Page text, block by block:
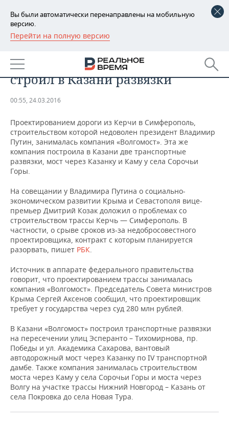
Вы были автоматически перенаправлены на мобильную
версию.
Перейти на полную версию
РЕГИОНЫ
БАШКОРТОСТАН
ТАТАРСТАН
НОВОСТИ
АНАЛИТИКА
ДЕКЛАРАЦИИ О ДОХОДАХ
КОРОЛИ ГОСЗАКАЗА ПФО
ВУЗЫ ТАТАРСТАНА
КОМУ ПРИНАДЛЕЖАТ
ТОРГОВЫЕ ЦЕНТРЫ
ТАТАРСТАНА
НОВОСТИ ЭКОНОМИКИ
ФИНАНСЫ
БАНКИ
БЮДЖЕТ
ИНВЕСТИЦИИ
ПРОМЫШЛЕННОСТЬ
НОВОСТИ
ПРОМЫШЛЕННОСТИ
МАШИНОСТРОЕНИЕ
НЕФТЕХИМИЯ
НЕФТЬ
ОПК
ЭНЕРГЕТИКА
НЕДВИЖИМОСТЬ
НОВОСТИ НЕДВИЖИМОСТИ
АВТО
НОВОСТИ АВТО
БИЗНЕС
НОВОСТИ БИЗНЕСА
РОЗНИЧНАЯ ТОРГОВЛЯ
ТРАНСПОРТ
УСЛУГИ
ТЕХНОЛОГИИ
НОВОСТИ ТЕХНОЛОГИЙ
IT
МЕДИА
МЕРОПРИЯТИЯ
НОВОСТИ МЕРОПРИЯТИЙ
ВЫЕЗДНАЯ РЕДАКЦИЯ
ONLINE-КОНФЕРЕНЦИИ
ОТКРЫТАЯ ЛЕКЦИЯ
СПОРТ
НОВОСТИ СПОРТА
ХОККЕЙ
БАСКЕТБОЛ
ВОЛЕЙБОЛ
КИБЕРСПОРТ
ОБЩЕСТВО
ВЛАСТЬ
ИНФРАСТРУКТУРА
ИСТОРИЯ
КУЛЬТУРА
СЮЖЕТЫ
СПРАВОЧНИК
СПИСОК ПЕРСОН
СПИСОК КОМПАНИЙ
ПОЛНАЯ ВЕРСИЯ
который разозлил Путина,
строил в Казани развязки
00:55, 24.03.2016
Проектированием дороги из Керчи в Симферополь,
строительством которой недоволен президент Владимир
Путин, занималась компания «Волгомост». Эта же
компания построила в Казани две транспортные
развязки, мост через Казанку и Каму у села Сорочьи
Горы.
На совещании у Владимира Путина о социально-
экономическом развитии Крыма и Севастополя вице-
премьер Дмитрий Козак доложил о проблемах со
строительством трассы Керчь — Симферополь. В
частности, о срыве сроков из-за недобросовестного
проектировщика, контракт с которым планируется
разорвать, пишет РБК.
Источник в аппарате федерального правительства
говорит, что проектированием трассы занималась
компания «Волгомост». Председатель Совета министров
Крыма Сергей Аксенов сообщил, что проектировщик
требует у государства через суд 280 млн рублей.
В Казани «Волгомост» построил транспортные развязки
на пересечении улиц Эсперанто – Тихомирнова, пр.
Победы и ул. Академика Сахарова, вантовый
автодорожный мост через Казанку по IV транспортной
дамбе. Также компания занималась строительством
моста через Каму у села Сорочьи Горы и моста через
Волгу на участке трассы Нижний Новгород – Казань от
села Покровка до села Новая Тура.